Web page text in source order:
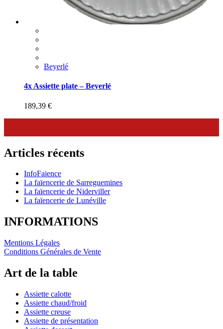
Beyerlé
4x Assiette plate – Beyerlé
189,39 €
Articles récents
InfoFaience
La faïencerie de Sarreguemines
La faïencerie de Niderviller
La faïencerie de Lunéville
INFORMATIONS
Mentions Légales
Conditions Générales de Vente
Art de la table
Assiette calotte
Assiette chaud/froid
Assiette creuse
Assiette de présentation